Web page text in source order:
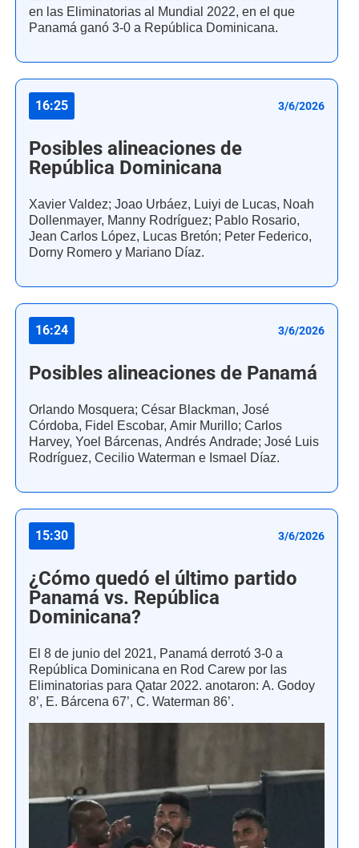
en las Eliminatorias al Mundial 2022, en el que
Panamá ganó 3-0 a República Dominicana.
16:25 3/6/2026
Posibles alineaciones de
República Dominicana
Xavier Valdez; Joao Urbáez, Luiyi de Lucas, Noah
Dollenmayer, Manny Rodríguez; Pablo Rosario,
Jean Carlos López, Lucas Bretón; Peter Federico,
Dorny Romero y Mariano Díaz.
16:24 3/6/2026
Posibles alineaciones de Panamá
Orlando Mosquera; César Blackman, José
Córdoba, Fidel Escobar, Amir Murillo; Carlos
Harvey, Yoel Bárcenas, Andrés Andrade; José Luis
Rodríguez, Cecilio Waterman e Ismael Díaz.
15:30 3/6/2026
¿Cómo quedó el último partido
Panamá vs. República
Dominicana?
El 8 de junio del 2021, Panamá derrotó 3-0 a
República Dominicana en Rod Carew por las
Eliminatorias para Qatar 2022. anotaron: A. Godoy
8’, E. Bárcena 67’, C. Waterman 86’.